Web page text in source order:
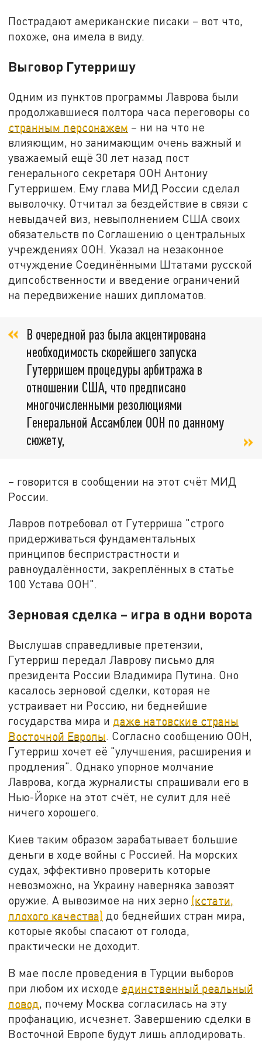
Пострадают американские писаки – вот что,
похоже, она имела в виду.
Выговор Гутерришу
Одним из пунктов программы Лаврова были
продолжавшиеся полтора часа переговоры со
странным персонажем – ни на что не
влияющим, но занимающим очень важный и
уважаемый ещё 30 лет назад пост
генерального секретаря ООН Антониу
Гутерришем. Ему глава МИД России сделал
выволочку. Отчитал за бездействие в связи с
невыдачей виз, невыполнением США своих
обязательств по Соглашению о центральных
учреждениях ООН. Указал на незаконное
отчуждение Соединёнными Штатами русской
дипсобственности и введение ограничений
на передвижение наших дипломатов.
В очередной раз была акцентирована
необходимость скорейшего запуска
Гутерришем процедуры арбитража в
отношении США, что предписано
многочисленными резолюциями
Генеральной Ассамблеи ООН по данному
сюжету,
– говорится в сообщении на этот счёт МИД
России.
Лавров потребовал от Гутерриша "строго
придерживаться фундаментальных
принципов беспристрастности и
равноудалённости, закреплённых в статье
100 Устава ООН".
Зерновая сделка – игра в одни ворота
Выслушав справедливые претензии,
Гутерриш передал Лаврову письмо для
президента России Владимира Путина. Оно
касалось зерновой сделки, которая не
устраивает ни Россию, ни беднейшие
государства мира и даже натовские страны
Восточной Европы. Согласно сообщению ООН,
Гутерриш хочет её "улучшения, расширения и
продления". Однако упорное молчание
Лаврова, когда журналисты спрашивали его в
Нью-Йорке на этот счёт, не сулит для неё
ничего хорошего.
Киев таким образом зарабатывает большие
деньги в ходе войны с Россией. На морских
судах, эффективно проверить которые
невозможно, на Украину наверняка завозят
оружие. А вывозимое на них зерно (кстати,
плохого качества) до беднейших стран мира,
которые якобы спасают от голода,
практически не доходит.
В мае после проведения в Турции выборов
при любом их исходе единственный реальный
повод, почему Москва согласилась на эту
профанацию, исчезнет. Завершению сделки в
Восточной Европе будут лишь аплодировать.